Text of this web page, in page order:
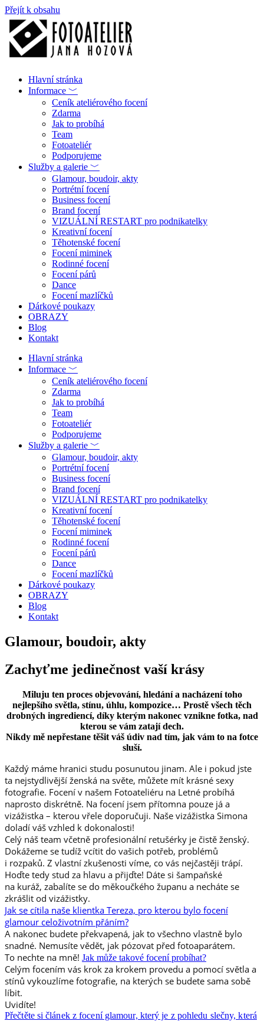
Přejít k obsahu
Hlavní stránka
Informace ﹀
Ceník ateliérového focení
Zdarma
Jak to probíhá
Team
Fotoateliér
Podporujeme
Služby a galerie ﹀
Glamour, boudoir, akty
Portrétní focení
Business focení
Brand focení
VIZUÁLNÍ RESTART pro podnikatelky
Kreativní focení
Těhotenské focení
Focení miminek
Rodinné focení
Focení párů
Dance
Focení mazlíčků
Dárkové poukazy
OBRAZY
Blog
Kontakt
Hlavní stránka
Informace ﹀
Ceník ateliérového focení
Zdarma
Jak to probíhá
Team
Fotoateliér
Podporujeme
Služby a galerie ﹀
Glamour, boudoir, akty
Portrétní focení
Business focení
Brand focení
VIZUÁLNÍ RESTART pro podnikatelky
Kreativní focení
Těhotenské focení
Focení miminek
Rodinné focení
Focení párů
Dance
Focení mazlíčků
Dárkové poukazy
OBRAZY
Blog
Kontakt
Glamour, boudoir, akty
Zachyťme jedinečnost vaší krásy
Miluju ten proces objevování, hledání a nacházení toho
nejlepšího světla, stínu, úhlu, kompozice… Prostě všech těch
drobných ingrediencí, díky kterým nakonec vznikne fotka, nad
kterou se vám zatají dech.
Nikdy mě nepřestane těšit váš údiv nad tím, jak vám to na fotce
sluší.
Každý máme hranici studu posunutou jinam. Ale i pokud jste
ta nejstydlivější ženská na světe, můžete mít krásné sexy
fotografie. Focení v našem Fotoateliéru na Letné probíhá
naprosto diskrétně. Na focení jsem přítomna pouze já a
vizážistka – kterou vřele doporučuji. Naše vizážistka Simona
doladí váš vzhled k dokonalosti!
Celý náš team včetně profesionální retušérky je čistě ženský.
Dokážeme se tudíž vcítit do vašich potřeb, problémů
i rozpaků. Z vlastní zkušenosti víme, co vás nejčastěji trápí.
Hoďte tedy stud za hlavu a přijďte! Dáte si šampaňské
na kuráž, zabalíte se do měkoučkého županu a necháte se
zkrášlit od vizážistky.
Jak se cítila naše klientka Tereza, pro kterou bylo focení
glamour celoživotním přáním?
A nakonec budete překvapená, jak to všechno vlastně bylo
snadné. Nemusíte vědět, jak pózovat před fotoaparátem.
To nechte na mně! Jak může takové focení probíhat?
Celým focením vás krok za krokem provedu a pomocí světla a
stínů vykouzlíme fotografie, na kterých se budete sama sobě
líbit.
Uvidíte!
Přečtěte si článek z focení glamour, který je z pohledu slečny, která